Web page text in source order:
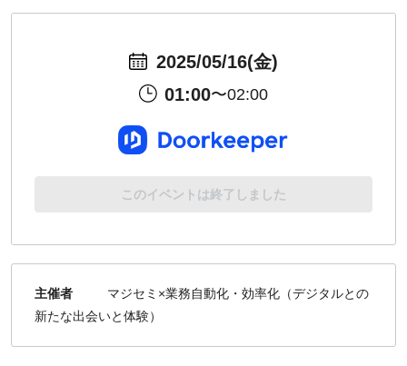
2025/05/16(金)
01:00〜02:00
このイベントは終了しました
主催者
マジセミ×業務自動化・効率化（デジタルとの
新たな出会いと体験）